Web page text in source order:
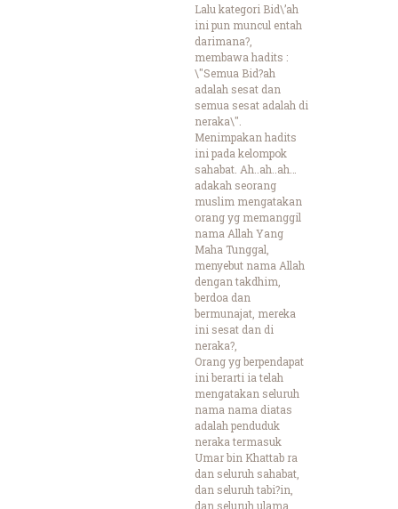
Lalu kategori Bid\’ah
ini pun muncul entah
darimana?,
membawa hadits :
\"Semua Bid?ah
adalah sesat dan
semua sesat adalah di
neraka\".
Menimpakan hadits
ini pada kelompok
sahabat. Ah..ah..ah…
adakah seorang
muslim mengatakan
orang yg memanggil
nama Allah Yang
Maha Tunggal,
menyebut nama Allah
dengan takdhim,
berdoa dan
bermunajat, mereka
ini sesat dan di
neraka?,
Orang yg berpendapat
ini berarti ia telah
mengatakan seluruh
nama nama diatas
adalah penduduk
neraka termasuk
Umar bin Khattab ra
dan seluruh sahabat,
dan seluruh tabi?in,
dan seluruh ulama